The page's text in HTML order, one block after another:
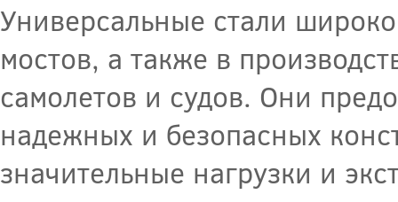
Универсальные стали
мостов, а также в
самолетов и судов. Они
надежных и безопасных
значительные нагрузки и